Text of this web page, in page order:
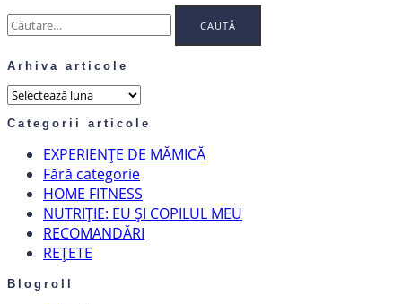
Caută
după:
Arhiva articole
Arhiva
Categorii articole
EXPERIENȚE DE MĂMICĂ
Fără categorie
HOME FITNESS
NUTRIȚIE: EU ȘI COPILUL MEU
RECOMANDĂRI
REȚETE
Blogroll